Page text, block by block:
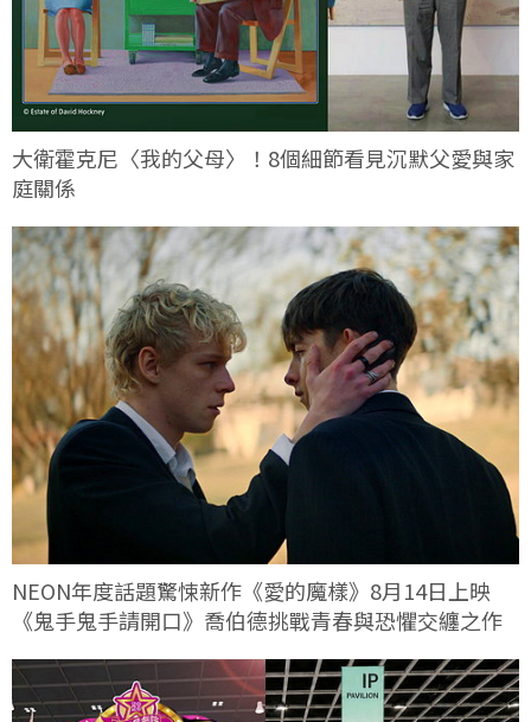
大衛霍克尼〈我的父母〉！8個細節看見沉默父愛與家
庭關係
NEON年度話題驚悚新作《愛的魔樣》8月14日上映
《鬼手鬼手請開口》喬伯德挑戰青春與恐懼交纏之作